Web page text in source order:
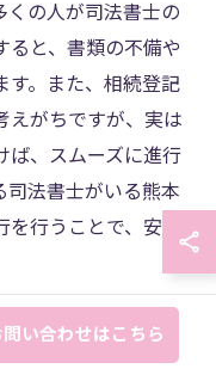
くの人が司法書士の
ると、書類の不備や
す。また、相続登記
えがちですが、実は
ば、スムーズに進行
司法書士がいる熊本
行うことで、安心
質問
問い合わせはこちら